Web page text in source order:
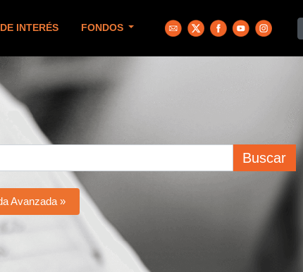
INTERÉS FONDOS
Buscar
Avanzada »